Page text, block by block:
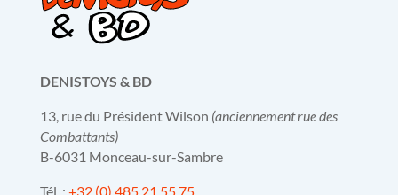
DENISTOYS & BD
13, rue du Président Wilson (anciennement rue des
Combattants)
B-6031 Monceau-sur-Sambre
Tél. : +32 (0) 485 21 55 75